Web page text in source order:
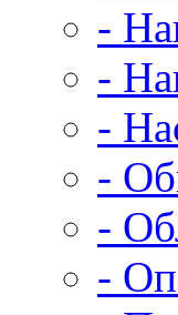
-
-
-
-
-
-